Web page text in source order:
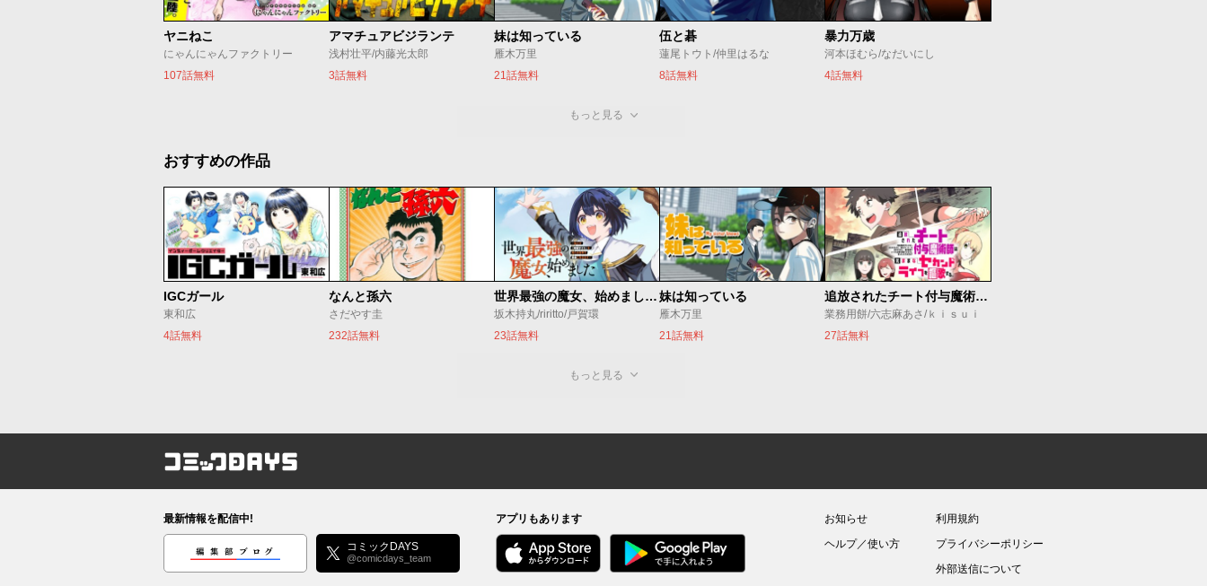
ヤニねこ
にゃんにゃんファクトリー
107話無料
アマチュアビジランテ
浅村壮平/内藤光太郎
3話無料
妹は知っている
雁木万里
21話無料
伍と碁
蓮尾トウト/仲里はるな
8話無料
暴力万歳
河本ほむら/なだいにし
4話無料
もっと見る
おすすめの作品
IGCガール
東和広
4話無料
なんと孫六
さだやす圭
232話無料
世界最強の魔女、始めました ～私だけ『攻略サイト』を見れる世界で自由に生きます～
坂木持丸/riritto/戸賀環
23話無料
妹は知っている
雁木万里
21話無料
追放されたチート付与魔術師は気ままなセカンドライフを謳歌する。 ～俺は武器だけじゃなく、あらゆるものに『強化ポイント』を付与できるし、俺の意思でいつでも効果を解除できるけど、残った人たち大丈夫？～
業務用餅/六志麻あさ/ｋｉｓｕｉ
27話無料
もっと見る
コミックDAYS
最新情報を配信中!
編集部ブログ コミックDAYS
@comicdays_team
アプリもあります
お知らせ
ヘルプ／使い方
利用規約
プライバシーポリシー
外部送信について